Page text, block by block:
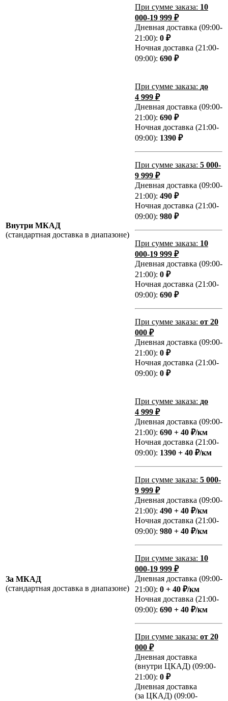
При сумме заказа: 10
000-19 999 ₽
Дневная доставка (09:00-
21:00): 0 ₽
Ночная доставка (21:00-
09:00): 690 ₽
Внутри МКАД
(стандартная доставка в диапазоне)
При сумме заказа: до
4 999 ₽
Дневная доставка (09:00-
21:00): 690 ₽
Ночная доставка (21:00-
09:00): 1390 ₽
При сумме заказа: 5 000-
9 999 ₽
Дневная доставка (09:00-
21:00): 490 ₽
Ночная доставка (21:00-
09:00): 980 ₽
При сумме заказа: 10
000-19 999 ₽
Дневная доставка (09:00-
21:00): 0 ₽
Ночная доставка (21:00-
09:00): 690 ₽
При сумме заказа: от 20
000 ₽
Дневная доставка (09:00-
21:00): 0 ₽
Ночная доставка (21:00-
09:00): 0 ₽
За МКАД
(стандартная доставка в диапазоне)
При сумме заказа: до
4 999 ₽
Дневная доставка (09:00-
21:00): 690 + 40 ₽/км
Ночная доставка (21:00-
09:00): 1390 + 40 ₽/км
При сумме заказа: 5 000-
9 999 ₽
Дневная доставка (09:00-
21:00): 490 + 40 ₽/км
Ночная доставка (21:00-
09:00): 980 + 40 ₽/км
При сумме заказа: 10
000-19 999 ₽
Дневная доставка (09:00-
21:00): 0 + 40 ₽/км
Ночная доставка (21:00-
09:00): 690 + 40 ₽/км
При сумме заказа: от 20
000 ₽
Дневная доставка
(внутри ЦКАД) (09:00-
21:00): 0 ₽
Дневная доставка
(за ЦКАД) (09:00-